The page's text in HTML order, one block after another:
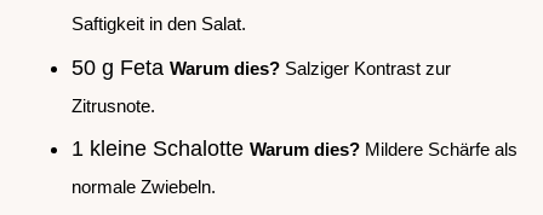
Saftigkeit in den Salat.
50 g Feta Warum dies? Salziger Kontrast zur
Zitrusnote.
1 kleine Schalotte Warum dies? Mildere Schärfe als
normale Zwiebeln.